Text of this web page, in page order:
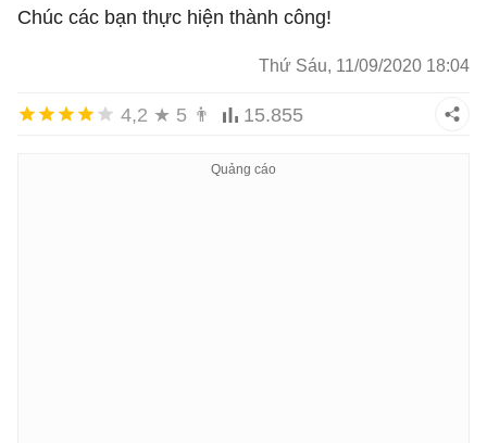
Chúc các bạn thực hiện thành công!
Thứ Sáu, 11/09/2020 18:04
4,2 ★ 5 👨 15.855